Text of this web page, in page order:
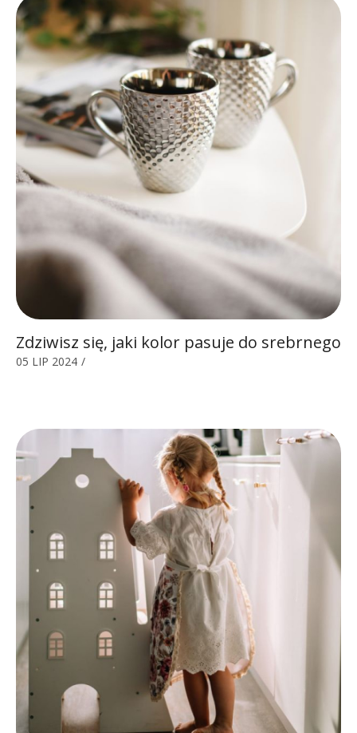
Zdziwisz się, jaki kolor pasuje do srebrnego
05 LIP 2024 /